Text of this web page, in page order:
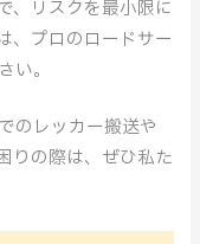
、リスクを最小限に
、プロのロードサー
い。
のレッカー搬送や
りの際は、ぜひ私た